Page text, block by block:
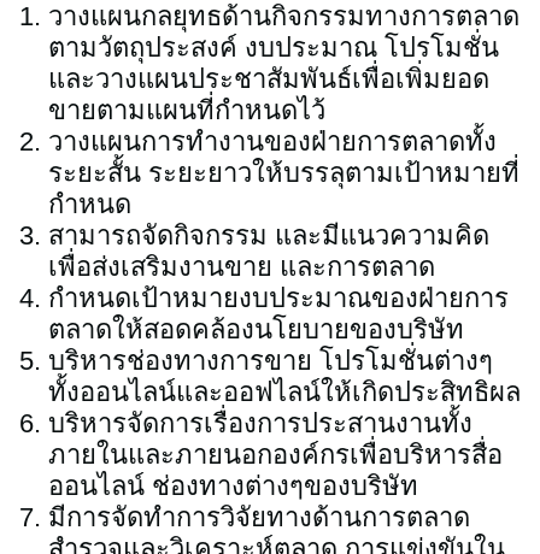
วางแผนกลยุทธด้านกิจกรรมทางการตลาด
ตามวัตถุประสงค์ งบประมาณ โปรโมชั่น
และวางแผนประชาสัมพันธ์เพื่อเพิ่มยอด
ขายตามแผนที่กำหนดไว้
วางแผนการทำงานของฝ่ายการตลาดทั้ง
ระยะสั้น ระยะยาวให้บรรลุตามเป้าหมายที่
กำหนด
สามารถจัดกิจกรรม และมีแนวความคิด
เพื่อส่งเสริมงานขาย และการตลาด
กำหนดเป้าหมายงบประมาณของฝ่ายการ
ตลาดให้สอดคล้องนโยบายของบริษัท
บริหารช่องทางการขาย โปรโมชั่นต่างๆ
ทั้งออนไลน์และออฟไลน์ให้เกิดประสิทธิผล
บริหารจัดการเรื่องการประสานงานทั้ง
ภายในและภายนอกองค์กรเพื่อบริหารสื่อ
ออนไลน์ ช่องทางต่างๆของบริษัท
มีการจัดทำการวิจัยทางด้านการตลาด
ALL PROJECTS